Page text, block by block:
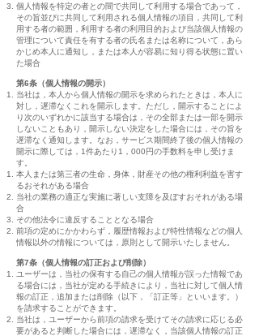
個人情報を特定の者との間で共同して利用する場合であって，
その旨並びに共同して利用される個人情報の項目，共同して利
用する者の範囲，利用する者の利用目的および当該個人情報の
管理について責任を有する者の氏名または名称について，あら
かじめ本人に通知し，または本人が容易に知り得る状態に置い
た場合
第6条（個人情報の開示）
当社は，本人から個人情報の開示を求められたときは，本人に
対し，遅滞なくこれを開示します。ただし，開示することによ
り次のいずれかに該当する場合は，その全部または一部を開示
しないこともあり，開示しない決定をした場合には，その旨を
遅滞なく通知します。なお，サービス期間終了後の個人情報の
開示に際しては，1件あたり1，000円の手数料を申し受けま
す。
本人または第三者の生命，身体，財産その他の権利利益を害す
るおそれがある場合
当社の業務の適正な実施に著しい支障を及ぼすおそれがある場
合
その他法令に違反することとなる場合
前項の定めにかかわらず，履歴情報および特性情報などの個人
情報以外の情報については，原則として開示いたしません。
第7条（個人情報の訂正および削除）
ユーザーは，当社の保有する自己の個人情報が誤った情報であ
る場合には，当社が定める手続きにより，当社に対して個人情
報の訂正，追加または削除（以下，「訂正等」といいます。）
を請求することができます。
当社は，ユーザーから前項の請求を受けてその請求に応じる必
要があると判断した場合には，遅滞なく，当該個人情報の訂正